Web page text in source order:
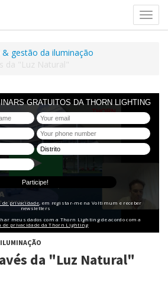
& gestão da iluminação
da "Luz Natural"
da "Luz Natural"